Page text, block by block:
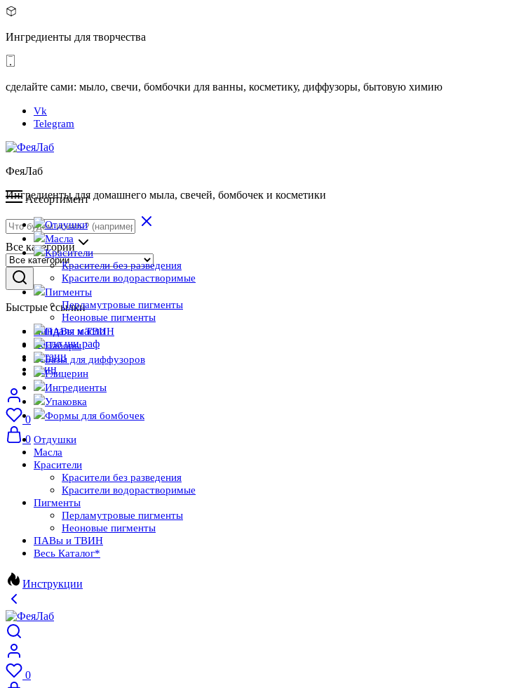
Ингредиенты для творчества
сделайте сами: мыло, свечи, бомбочки для ванны, косметику, диффузоры, бытовую химию
Vk
Telegram
ФеяЛаб
Ингредиенты для домашнего мыла, свечей, бомбочек и косметики
Все категории
Быстрые ссылки
миндаля масло
масло ши раф
бетаин
твин
0
0
Ассортимент
Отдушки
Масла
Красители
Красители без разведения
Красители водорастворимые
Пигменты
Перламутровые пигменты
Неоновые пигменты
ПАВы и ТВИН
Наборы
Базы для диффузоров
Глицерин
Ингредиенты
Упаковка
Формы для бомбочек
Отдушки
Масла
Красители
Красители без разведения
Красители водорастворимые
Пигменты
Перламутровые пигменты
Неоновые пигменты
ПАВы и ТВИН
Весь Каталог*
Инструкции
0